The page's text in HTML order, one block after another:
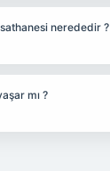
nerededir ?
mı ?